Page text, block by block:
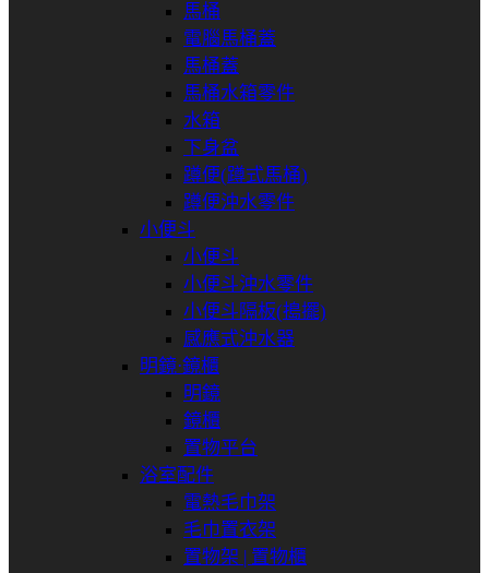
馬桶
電腦馬桶蓋
馬桶蓋
馬桶水箱零件
水箱
下身盆
蹲便(蹲式馬桶)
蹲便沖水零件
小便斗
小便斗
小便斗沖水零件
小便斗隔板(搗擺)
感應式沖水器
明鏡⋅鏡櫃
明鏡
鏡櫃
置物平台
浴室配件
電熱毛巾架
毛巾置衣架
置物架 | 置物櫃